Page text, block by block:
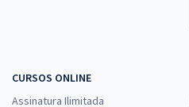
CURSOS ONLINE
Assinatura Ilimitada